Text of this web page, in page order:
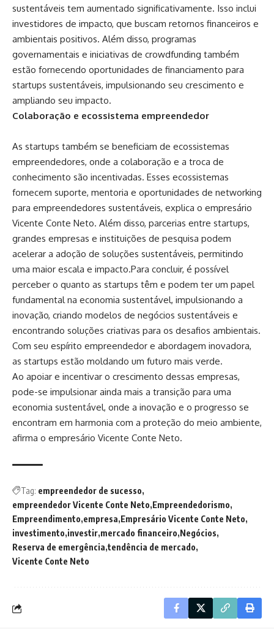
sustentáveis tem aumentado significativamente. Isso inclui
investidores de impacto, que buscam retornos financeiros e
ambientais positivos. Além disso, programas
governamentais e iniciativas de crowdfunding também
estão fornecendo oportunidades de financiamento para
startups sustentáveis, impulsionando seu crescimento e
ampliando seu impacto.
Colaboração e ecossistema empreendedor
As startups também se beneficiam de ecossistemas
empreendedores, onde a colaboração e a troca de
conhecimento são incentivadas. Esses ecossistemas
fornecem suporte, mentoria e oportunidades de networking
para empreendedores sustentáveis, explica o empresário
Vicente Conte Neto. Além disso, parcerias entre startups,
grandes empresas e instituições de pesquisa podem
acelerar a adoção de soluções sustentáveis, permitindo
uma maior escala e impacto.Para concluir, é possível
perceber o quanto as startups têm e podem ter um papel
fundamental na economia sustentável, impulsionando a
inovação, criando modelos de negócios sustentáveis e
encontrando soluções criativas para os desafios ambientais.
Com seu espírito empreendedor e abordagem inovadora,
as startups estão moldando um futuro mais verde.
Ao apoiar e incentivar o crescimento dessas empresas,
pode-se impulsionar ainda mais a transição para uma
economia sustentável, onde a inovação e o progresso se
encontram em harmonia com a proteção do meio ambiente,
afirma o empresário Vicente Conte Neto.
Tag: empreendedor de sucesso
empreendedor Vicente Conte Neto Empreendedorismo
Empreendimento empresa Empresário Vicente Conte Neto
investimento investir mercado financeiro Negócios
Reserva de emergência tendência de mercado
Vicente Conte Neto